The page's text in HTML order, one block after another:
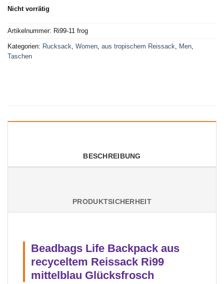
Nicht vorrätig
Artikelnummer: Ri99-11 frog
Kategorien: Rucksack, Women, aus tropischem Reissack, Men,
Taschen
BESCHREIBUNG
PRODUKTSICHERHEIT
Beadbags Life Backpack aus
recyceltem Reissack Ri99
mittelblau Glücksfrosch